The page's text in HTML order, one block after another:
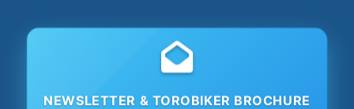
NEWSLETTER & TOROBIKER BROCHURE